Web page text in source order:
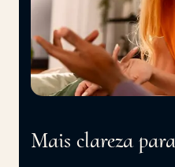
Mais clareza